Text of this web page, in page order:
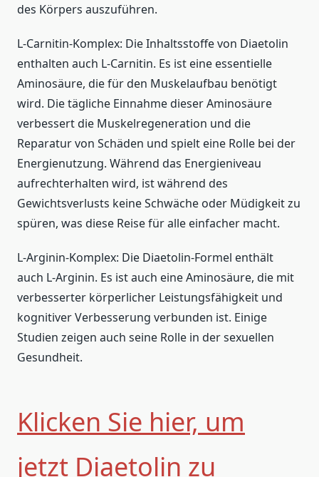
des Körpers auszuführen.
L-Carnitin-Komplex: Die Inhaltsstoffe von Diaetolin
enthalten auch L-Carnitin. Es ist eine essentielle
Aminosäure, die für den Muskelaufbau benötigt
wird. Die tägliche Einnahme dieser Aminosäure
verbessert die Muskelregeneration und die
Reparatur von Schäden und spielt eine Rolle bei der
Energienutzung. Während das Energieniveau
aufrechterhalten wird, ist während des
Gewichtsverlusts keine Schwäche oder Müdigkeit zu
spüren, was diese Reise für alle einfacher macht.
L-Arginin-Komplex: Die Diaetolin-Formel enthält
auch L-Arginin. Es ist auch eine Aminosäure, die mit
verbesserter körperlicher Leistungsfähigkeit und
kognitiver Verbesserung verbunden ist. Einige
Studien zeigen auch seine Rolle in der sexuellen
Gesundheit.
Klicken Sie hier, um
jetzt Diaetolin zu